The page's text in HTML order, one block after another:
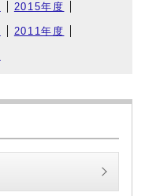
2015年度
2011年度